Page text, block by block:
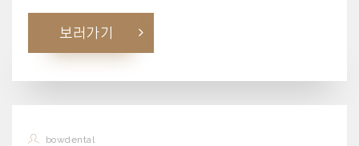
보러가기
bowdental